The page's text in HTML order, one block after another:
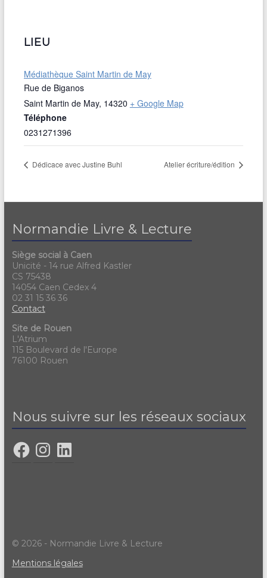
LIEU
Médiathèque Saint Martin de May
Rue de Biganos
Saint Martin de May, 14320 + Google Map
Téléphone
0231271396
Dédicace avec Justine Buhl Atelier écriture/édition
Normandie Livre & Lecture
Siège social à Caen
Unicité - 14 rue Alfred Kastler
CS 75438
14054 Caen Cedex 4
02 31 15 36 36
Contact
Site de Rouen
L'Atrium
115 Boulevard de l'Europe
76100 Rouen
Nous suivre sur les réseaux sociaux
© 2026 - Normandie Livre & Lecture
Mentions légales